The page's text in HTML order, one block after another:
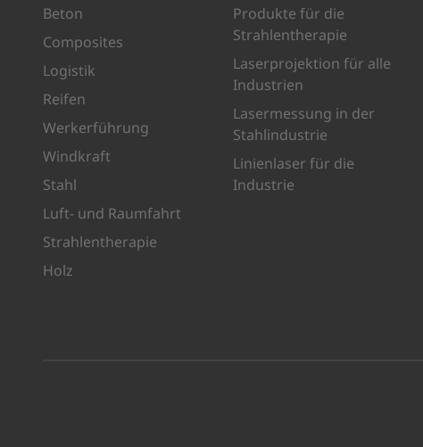
Beton
Composites
Logistik
Reifen
Werkerführung
Windkraft
Stahl
Luft- und Raumfahrt
Strahlentherapie
Holz
Produkte für die
Strahlentherapie
Laserprojektion für alle
Industrien
Lasermessung in der
Stahlindustrie
Linienlaser für die
Industrie